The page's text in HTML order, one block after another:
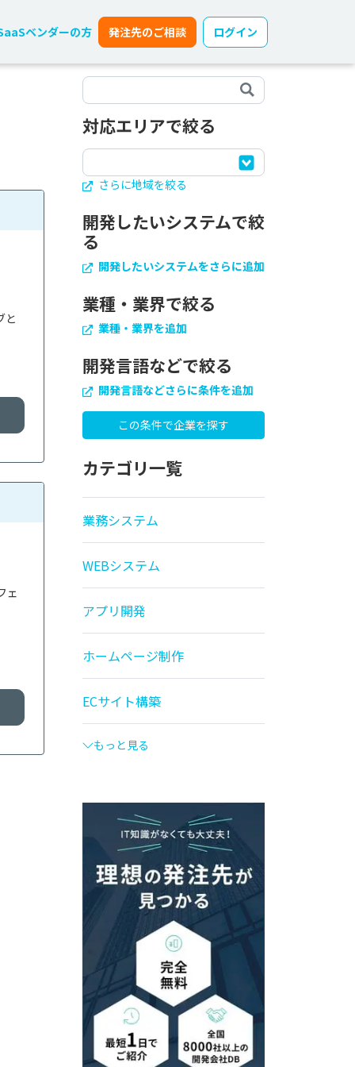
ベンダーの方 発注先のご相談 ログイン
と
ェ
対応エリアで絞る
さらに地域を絞る
開発したいシステムで絞
る
開発したいシステムをさらに追加
業種・業界で絞る
業種・業界を追加
開発言語などで絞る
開発言語などさらに条件を追加
カテゴリ一覧
業務システム
WEBシステム
アプリ開発
ホームページ制作
ECサイト構築
もっと見る